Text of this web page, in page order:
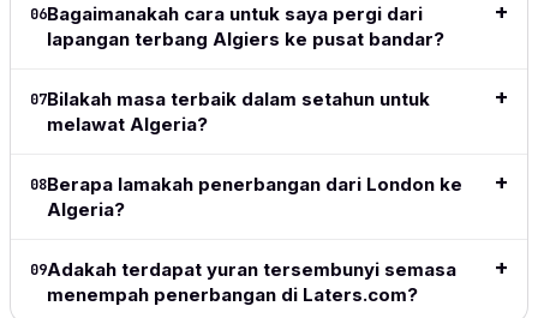
does
exactly
what I
Baca
06Bagaimanakah cara untuk saya pergi dari
lapangan terbang Algiers ke pusat bandar?
07Bilakah masa terbaik dalam setahun untuk
melawat Algeria?
08Berapa lamakah penerbangan dari London ke
Algeria?
09Adakah terdapat yuran tersembunyi semasa
menempah penerbangan di Laters.com?